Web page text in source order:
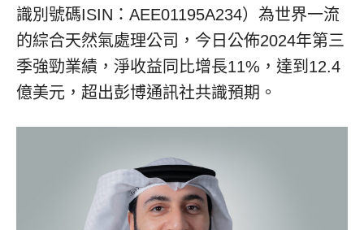
識別號碼ISIN：AEE01195A234）為世界一流
的綜合天然氣處理公司，今日公佈2024年第三
季強勁業績，淨收益同比增長11%，達到12.4
億美元，超出彭博通訊社共識預期。